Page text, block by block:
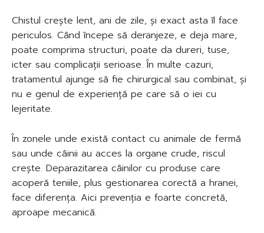
Chistul crește lent, ani de zile, și exact asta îl face
periculos. Când începe să deranjeze, e deja mare,
poate comprima structuri, poate da dureri, tuse,
icter sau complicații serioase. În multe cazuri,
tratamentul ajunge să fie chirurgical sau combinat, și
nu e genul de experiență pe care să o iei cu
lejeritate.
În zonele unde există contact cu animale de fermă
sau unde câinii au acces la organe crude, riscul
crește. Deparazitarea câinilor cu produse care
acoperă teniile, plus gestionarea corectă a hranei,
face diferența. Aici prevenția e foarte concretă,
aproape mecanică.